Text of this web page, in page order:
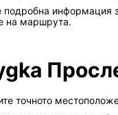
информация
на маршрута.
точното